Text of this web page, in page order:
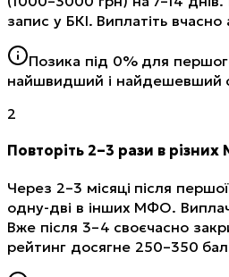
запис у БКІ. Виплатіть
Позика під 0% для
найшвидший і найдешевший
2
Повторіть 2–3 рази в
Через 2–3 місяці після
одну-дві в інших МФО.
Вже після 3–4 своєчасно
рейтинг досягне 250–350